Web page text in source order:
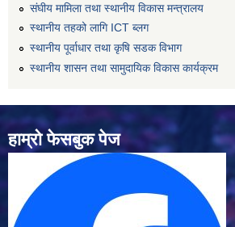
संघीय मामिला तथा स्थानीय विकास मन्त्रालय
स्थानीय तहको लागि ICT ब्लग
स्थानीय पूर्वाधार तथा कृषि सडक विभाग
स्थानीय शासन तथा सामुदायिक विकास कार्यक्रम
हाम्रो फेसबुक पेज